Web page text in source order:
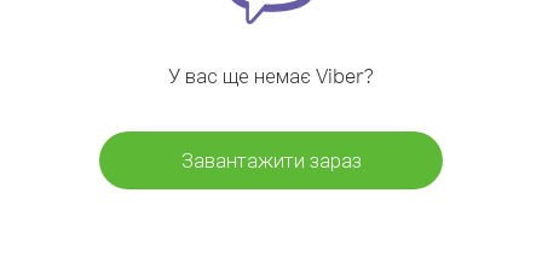
У вас ще немає Viber?
Завантажити зараз